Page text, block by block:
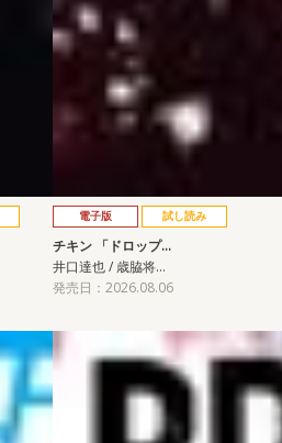
電子版 試し読み
チキン 「ドロップ…
井口達也 / 歳脇将…
発売日：2026.08.06